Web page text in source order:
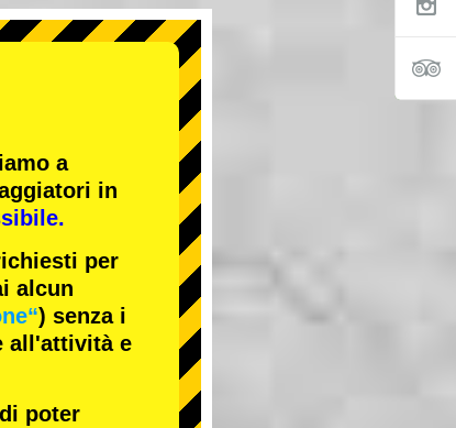
a
in
per
alcun
) senza i
all'attività e
poter